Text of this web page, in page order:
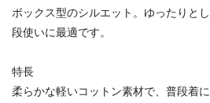
ボックス型のシルエット。ゆったりと
段使いに最適です。
特長
柔らかな軽いコットン素材で、普段着に